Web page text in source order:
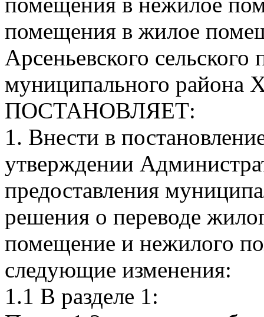
помещения в жилое
Арсеньевского
муниципального района
ПОСТАНОВЛЯЕТ:
1. Внести в
утверждении
предоставления
решения о переводе
помещение и нежилого
следующие изменения:
1.1 В разделе 1: